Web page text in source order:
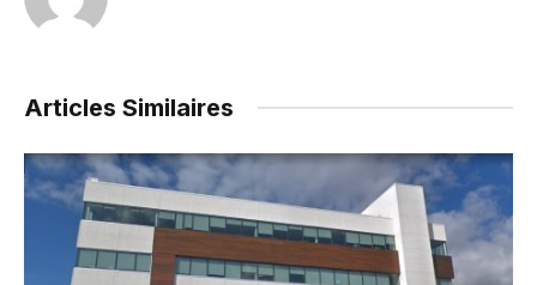
Articles Similaires